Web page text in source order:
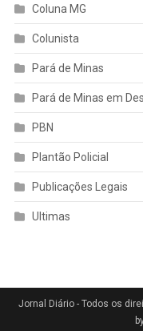
Coluna MG
Colunista
Pará de Minas
Pará de Minas em
PBN
Plantão Policial
Publicações Legais
Ultimas
Jornal Diário - Todos os